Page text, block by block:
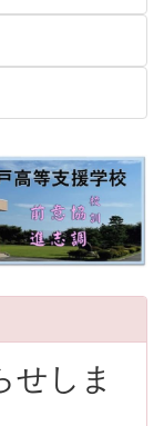
せしま